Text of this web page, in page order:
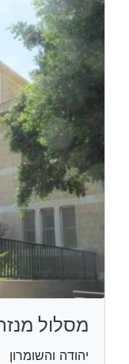
מסלול
יהודה והשומרון